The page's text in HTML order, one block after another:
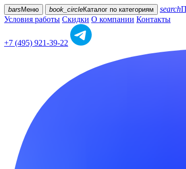
bars Меню book_circleКаталог по категориям search
Условия работы Скидки О компании Контакты
+7 (495) 921-39-22